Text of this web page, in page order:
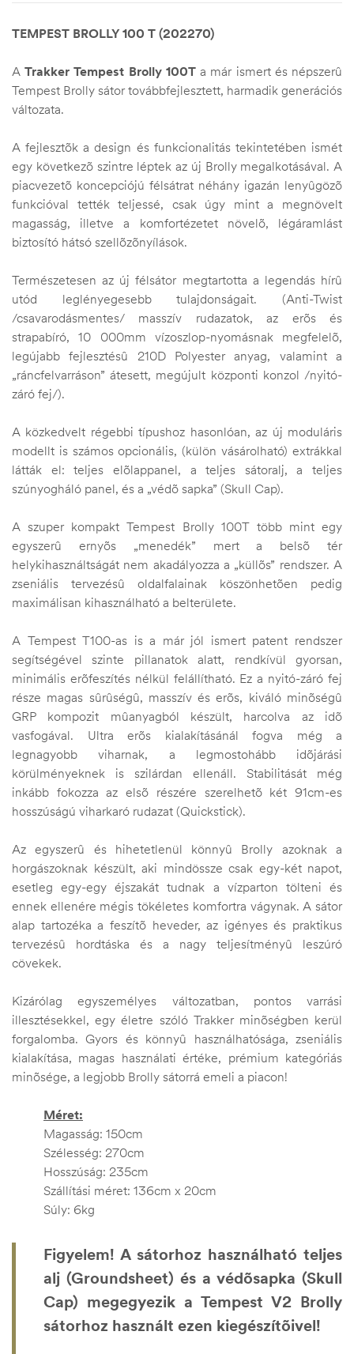
TEMPEST BROLLY 100 T (202270)
ATrakker Tempest Brolly 100Ta már ismert és népszerû
Tempest Brolly sátor továbbfejlesztett, harmadik generációs
változata.
A fejlesztõk a design és funkcionalitás tekintetében ismét
egy következõ szintre léptek az új Brolly megalkotásával. A
piacvezetõ koncepciójú félsátrat néhány igazán lenyûgözõ
funkcióval tették teljessé, csak úgy mint a megnövelt
magasság, illetve a komfortézetet növelõ, légáramlást
biztosító hátsó szellõzõnyílások.
Természetesen az új félsátor megtartotta a legendás hírû
utód leglényegesebb tulajdonságait. (Anti-Twist
/csavarodásmentes/ masszív rudazatok, az erõs és
strapabíró, 10 000mm vízoszlop-nyomásnak megfelelõ,
legújabb fejlesztésû 210D Polyester anyag, valamint a
„ráncfelvarráson” átesett, megújult központi konzol /nyitó-
záró fej/).
A közkedvelt régebbi típushoz hasonlóan, az új moduláris
modellt is számos opcionális, (külön vásárolható) extrákkal
látták el: teljes elõlappanel, a teljes sátoralj, a teljes
szúnyogháló panel, és a „védõ sapka” (Skull Cap).
A szuper kompakt Tempest Brolly 100T több mint egy
egyszerû ernyõs „menedék” mert a belsõ tér
helykihasználtságát nem akadályozza a „küllõs” rendszer. A
zseniális tervezésû oldalfalainak köszönhetõen pedig
maximálisan kihasználható a belterülete.
A Tempest T100-as is a már jól ismert patent rendszer
segítségével szinte pillanatok alatt, rendkívül gyorsan,
minimális erõfeszítés nélkül felállítható. Ez a nyitó-záró fej
része magas sûrûségû, masszív és erõs, kiváló minõségû
GRP kompozit mûanyagból készült, harcolva az idõ
vasfogával. Ultra erõs kialakításánál fogva még a
legnagyobb viharnak, a legmostohább idõjárási
körülményeknek is szilárdan ellenáll. Stabilitását még
inkább fokozza az elsõ részére szerelhetõ két 91cm-es
hosszúságú viharkaró rudazat (Quickstick).
Az egyszerû és hihetetlenül könnyû Brolly azoknak a
horgászoknak készült, aki mindössze csak egy-két napot,
esetleg egy-egy éjszakát tudnak a vízparton tölteni és
ennek ellenére mégis tökéletes komfortra vágynak. A sátor
alap tartozéka a feszítõ heveder, az igényes és praktikus
tervezésû hordtáska és a nagy teljesítményû leszúró
cövekek.
Kizárólag egyszemélyes változatban, pontos varrási
illesztésekkel, egy életre szóló Trakker minõségben kerül
forgalomba. Gyors és könnyû használhatósága, zseniális
kialakítása, magas használati értéke, prémium kategóriás
minõsége, a legjobb Brolly sátorrá emeli a piacon!
Méret:
Magasság: 150cm
Szélesség: 270cm
Hosszúság: 235cm
Szállítási méret: 136cm x 20cm
Súly: 6kg
Figyelem! A sátorhoz használható teljes
alj (Groundsheet) és a védõsapka (Skull
Cap) megegyezik a Tempest V2 Brolly
sátorhoz használt ezen kiegészítõivel!